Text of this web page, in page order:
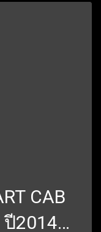
CAB
ปี2014